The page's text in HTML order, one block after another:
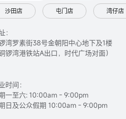
沙田店 屯门店 湾仔店
：
湾罗素街38号金朝阳中心地下及1楼
铜锣湾港铁站A出口，时代广场对面）
时间：
一至六: 10:00am - 9:00pm
日及公众假期 10:00am - 9:00pm